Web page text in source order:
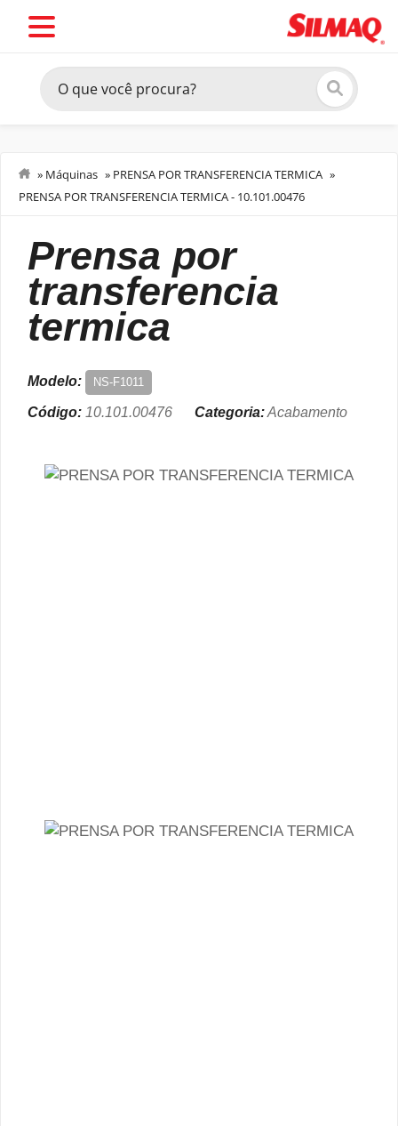
» Máquinas » PRENSA POR TRANSFERENCIA TERMICA »
PRENSA POR TRANSFERENCIA TERMICA - 10.101.00476
prensa por
transferencia
termica
Modelo: NS-F1011
Código: 10.101.00476 Categoria:Acabamento